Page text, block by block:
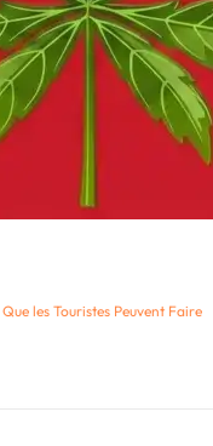
les Touristes Peuvent Faire